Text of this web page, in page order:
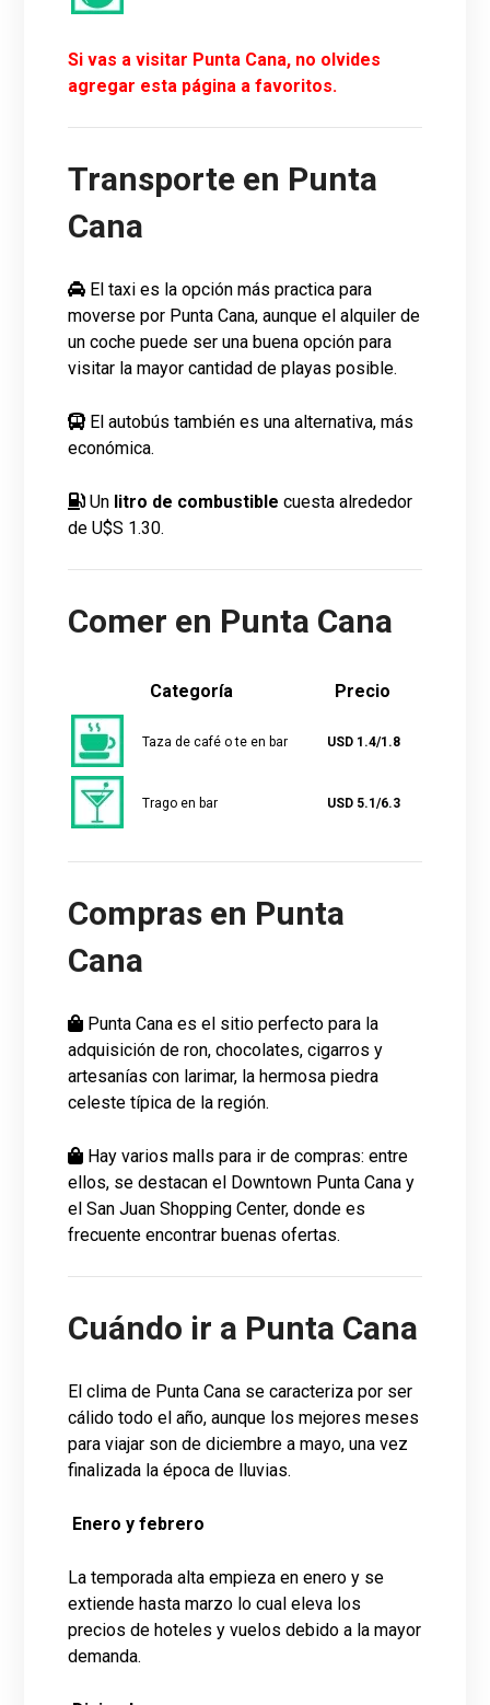
Si vas a visitar Punta Cana, no olvides
agregar esta página a favoritos.
Transporte en Punta
Cana
El taxi es la opción más practica para
moverse por Punta Cana, aunque el alquiler de
un coche puede ser una buena opción para
visitar la mayor cantidad de playas posible.
El autobús también es una alternativa, más
económica.
Un litro de combustible cuesta alrededor
de U$S 1.30.
Comer en Punta Cana
Categoría Precio
Taza de café o te en bar USD 1.4/1.8
Trago en bar USD 5.1/6.3
Compras en Punta
Cana
Punta Cana es el sitio perfecto para la
adquisición de ron, chocolates, cigarros y
artesanías con larimar, la hermosa piedra
celeste típica de la región.
Hay varios malls para ir de compras: entre
ellos, se destacan el Downtown Punta Cana y
el San Juan Shopping Center, donde es
frecuente encontrar buenas ofertas.
Cuándo ir a Punta Cana
El clima de Punta Cana se caracteriza por ser
cálido todo el año, aunque los mejores meses
para viajar son de diciembre a mayo, una vez
finalizada la época de lluvias.
Enero y febrero
La temporada alta empieza en enero y se
extiende hasta marzo lo cual eleva los
precios de hoteles y vuelos debido a la mayor
demanda.